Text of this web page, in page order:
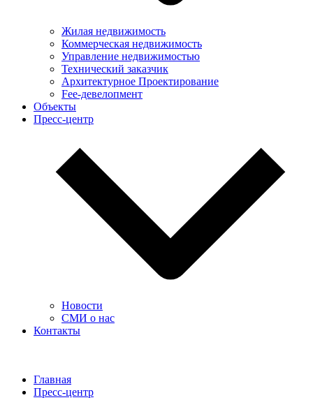
Жилая недвижимость
Коммерческая недвижимость
Управление недвижимостью
Технический заказчик
Архитектурное Проектирование
Fee-девелопмент
Объекты
Пресс-центр
Новости
СМИ о нас
Контакты
Главная
Пресс-центр